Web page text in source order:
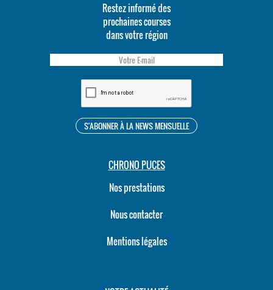
Restez informé des
prochaines courses
dans votre région
CHRONO PUCES
Nos prestations
Nous contacter
Mentions légales